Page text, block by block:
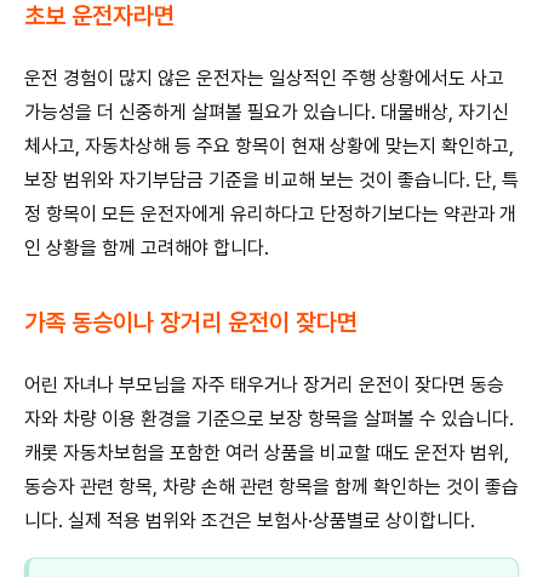
초보 운전자라면
운전 경험이 많지 않은 운전자는 일상적인 주행 상황에서도 사고
가능성을 더 신중하게 살펴볼 필요가 있습니다. 대물배상, 자기신
체사고, 자동차상해 등 주요 항목이 현재 상황에 맞는지 확인하고,
보장 범위와 자기부담금 기준을 비교해 보는 것이 좋습니다. 단, 특
정 항목이 모든 운전자에게 유리하다고 단정하기보다는 약관과 개
인 상황을 함께 고려해야 합니다.
가족 동승이나 장거리 운전이 잦다면
어린 자녀나 부모님을 자주 태우거나 장거리 운전이 잦다면 동승
자와 차량 이용 환경을 기준으로 보장 항목을 살펴볼 수 있습니다.
캐롯 자동차보험을 포함한 여러 상품을 비교할 때도 운전자 범위,
동승자 관련 항목, 차량 손해 관련 항목을 함께 확인하는 것이 좋습
니다. 실제 적용 범위와 조건은 보험사·상품별로 상이합니다.